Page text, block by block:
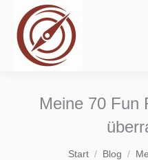
Meine 70 Fun
Sie
Start Blog